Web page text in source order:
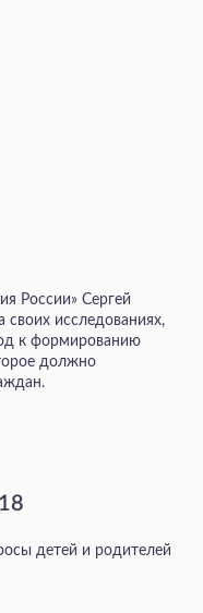
России» Сергей
своих исследованиях,
к формированию
должно
детей и родителей